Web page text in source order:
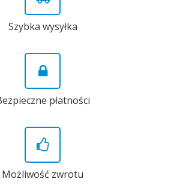
Szybka wysyłka
płatności
Możliwość zwrotu